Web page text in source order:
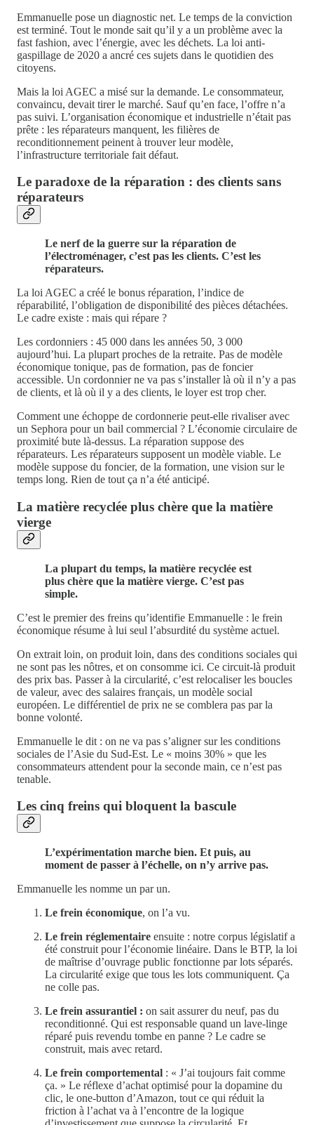
Emmanuelle pose un diagnostic net. Le temps de la conviction
est terminé. Tout le monde sait qu’il y a un problème avec la
fast fashion, avec l’énergie, avec les déchets. La loi anti-
gaspillage de 2020 a ancré ces sujets dans le quotidien des
citoyens.
Mais la loi AGEC a misé sur la demande. Le consommateur,
convaincu, devait tirer le marché. Sauf qu’en face, l’offre n’a
pas suivi. L’organisation économique et industrielle n’était pas
prête : les réparateurs manquent, les filières de
reconditionnement peinent à trouver leur modèle,
l’infrastructure territoriale fait défaut.
Le paradoxe de la réparation : des clients sans
réparateurs
Le nerf de la guerre sur la réparation de
l’électroménager, c’est pas les clients. C’est les
réparateurs.
La loi AGEC a créé le bonus réparation, l’indice de
réparabilité, l’obligation de disponibilité des pièces détachées.
Le cadre existe : mais qui répare ?
Les cordonniers : 45 000 dans les années 50, 3 000
aujourd’hui. La plupart proches de la retraite. Pas de modèle
économique tonique, pas de formation, pas de foncier
accessible. Un cordonnier ne va pas s’installer là où il n’y a pas
de clients, et là où il y a des clients, le loyer est trop cher.
Comment une échoppe de cordonnerie peut-elle rivaliser avec
un Sephora pour un bail commercial ? L’économie circulaire de
proximité bute là-dessus. La réparation suppose des
réparateurs. Les réparateurs supposent un modèle viable. Le
modèle suppose du foncier, de la formation, une vision sur le
temps long. Rien de tout ça n’a été anticipé.
La matière recyclée plus chère que la matière
vierge
La plupart du temps, la matière recyclée est
plus chère que la matière vierge. C’est pas
simple.
C’est le premier des freins qu’identifie Emmanuelle : le frein
économique résume à lui seul l’absurdité du système actuel.
On extrait loin, on produit loin, dans des conditions sociales qui
ne sont pas les nôtres, et on consomme ici. Ce circuit-là produit
des prix bas. Passer à la circularité, c’est relocaliser les boucles
de valeur, avec des salaires français, un modèle social
européen. Le différentiel de prix ne se comblera pas par la
bonne volonté.
Emmanuelle le dit : on ne va pas s’aligner sur les conditions
sociales de l’Asie du Sud-Est. Le « moins 30% » que les
consommateurs attendent pour la seconde main, ce n’est pas
tenable.
Les cinq freins qui bloquent la bascule
L’expérimentation marche bien. Et puis, au
moment de passer à l’échelle, on n’y arrive pas.
Emmanuelle les nomme un par un.
Le frein économique, on l’a vu.
Le frein réglementaire ensuite : notre corpus législatif a
été construit pour l’économie linéaire. Dans le BTP, la loi
de maîtrise d’ouvrage public fonctionne par lots séparés.
La circularité exige que tous les lots communiquent. Ça
ne colle pas.
Le frein assurantiel : on sait assurer du neuf, pas du
reconditionné. Qui est responsable quand un lave-linge
réparé puis revendu tombe en panne ? Le cadre se
construit, mais avec retard.
Le frein comportemental : « J’ai toujours fait comme
ça. » Le réflexe d’achat optimisé pour la dopamine du
clic, le one-button d’Amazon, tout ce qui réduit la
friction à l’achat va à l’encontre de la logique